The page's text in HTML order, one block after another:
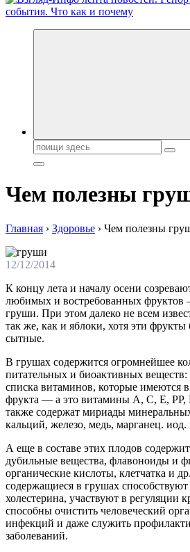
Обо всем и обо всех, что зачем и
Поиск:
Чем полезны
Главная › Здоровье › Чем полезны
12/12/2014
К концу лета и началу осени
любимых и востребованных фруктов
груши. При этом далеко не всем
так же, как и яблоки, хотя эти
сытные.
В грушах содержится огромнейшее
питательных и биоактивных
списка витаминов, которые имеются в
фрукта — а это витамины A, С, Е, РР,
также содержат мириады
кальций, железо, медь, марганец.
А еще в составе этих плодов
дубильные вещества, флавоноиды и
органические кислоты, клетчатка и
содержащиеся в грушах
холестерина, участвуют в регуляции
способны очистить человеческий
инфекций и даже служить
заболеваний.